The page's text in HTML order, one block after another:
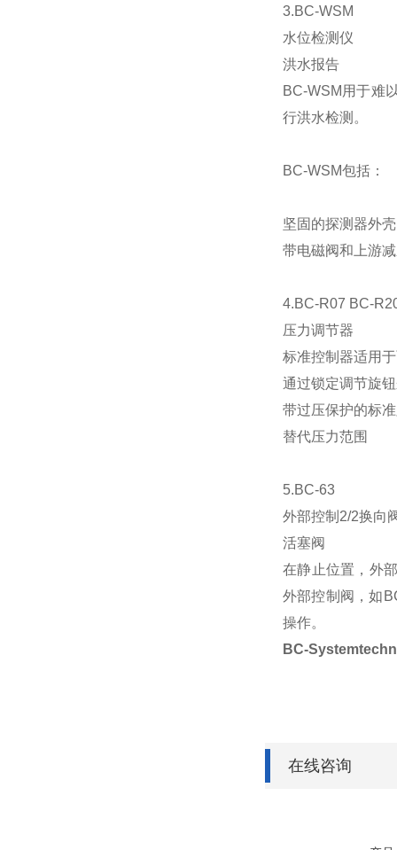
3.BC-WSM
水位检测仪
洪水报告
BC-WSM用于难
行洪水检测。
BC-WSM包括：
坚固的探测器外
带电磁阀和上游
4.BC-R07 BC-
压力调节器
标准控制器适用
通过锁定调节旋
带过压保护的标
替代压力范围
5.BC-63
外部控制2/2换向
活塞阀
在静止位置，外
外部控制阀，如
操作。
BC-
在线咨询